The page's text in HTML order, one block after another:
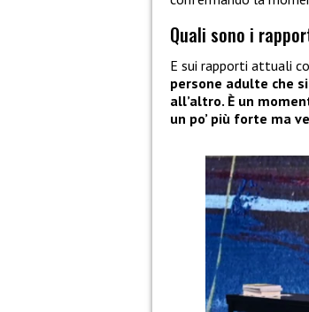
Quali sono i
E sui rapporti attuali
persone adulte che
all’altro. È un
un po’ più forte ma